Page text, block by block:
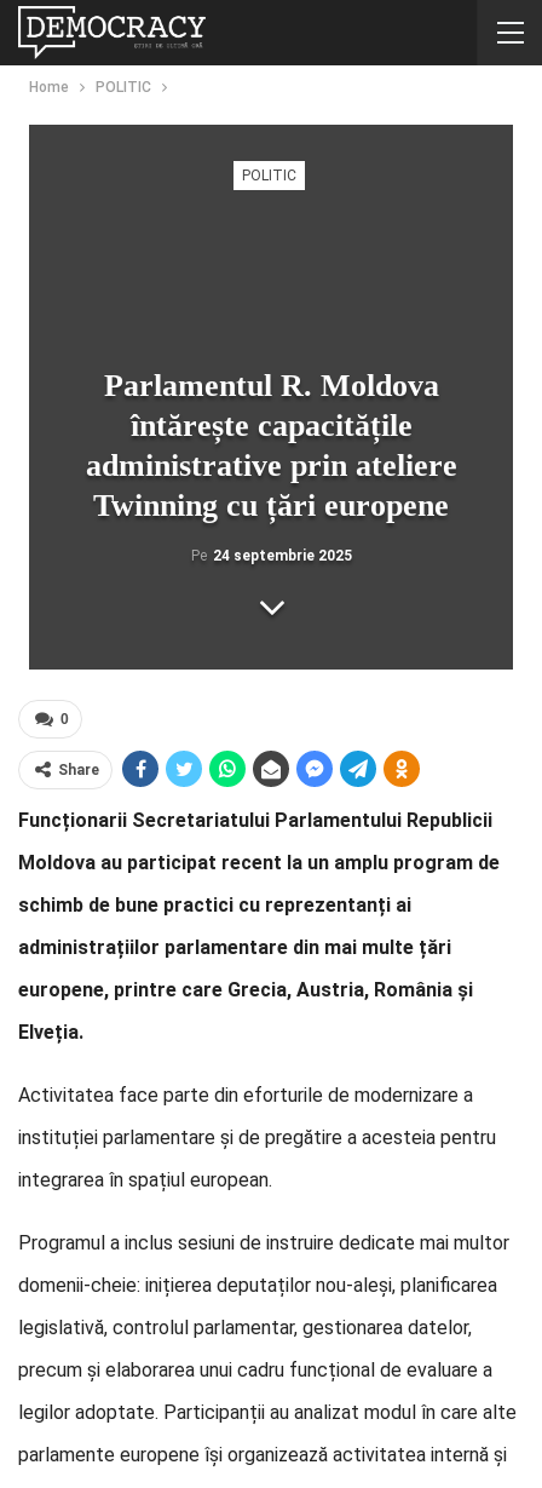
Home POLITIC
POLITIC
Parlamentul R. Moldova
întărește capacitățile
administrative prin ateliere
Twinning cu țări europene
Pe 24 septembrie 2025
0
Share
Funcționarii Secretariatului Parlamentului Republicii
Moldova au participat recent la un amplu program de
schimb de bune practici cu reprezentanți ai
administrațiilor parlamentare din mai multe țări
europene, printre care Grecia, Austria, România și
Elveția.
Activitatea face parte din eforturile de modernizare a
instituției parlamentare și de pregătire a acesteia pentru
integrarea în spațiul european.
Programul a inclus sesiuni de instruire dedicate mai multor
domenii-cheie: inițierea deputaților nou-aleși, planificarea
legislativă, controlul parlamentar, gestionarea datelor,
precum și elaborarea unui cadru funcțional de evaluare a
legilor adoptate. Participanții au analizat modul în care alte
parlamente europene își organizează activitatea internă și